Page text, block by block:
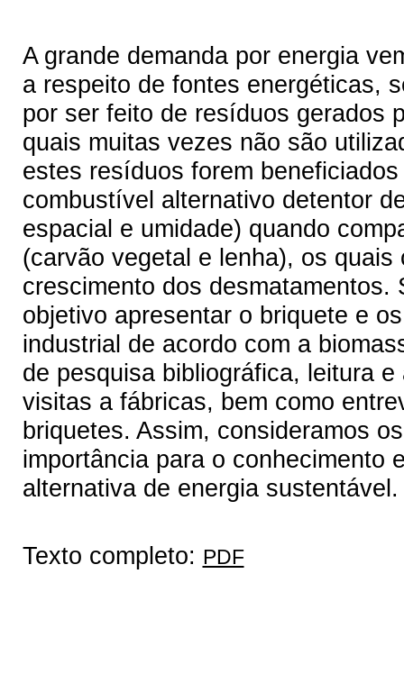
A grande demanda por energia
a respeito de fontes energéticas,
por ser feito de resíduos gerados
quais muitas vezes não são
estes resíduos forem
combustível alternativo detentor
espacial e umidade) quando
(carvão vegetal e lenha), os
crescimento dos
objetivo apresentar o briquete e
industrial de acordo com a
de pesquisa bibliográfica, leitura
visitas a fábricas, bem como
briquetes. Assim, consideramos
importância para o conhecimento
alternativa de energia sustentável.
Texto completo: PDF